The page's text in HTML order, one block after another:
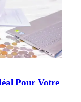
Pour Votre